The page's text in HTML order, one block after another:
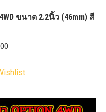
ขนาด 2.2นิ้ว (46mm) สี